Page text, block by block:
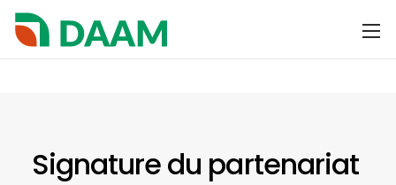
Signature du partenariat